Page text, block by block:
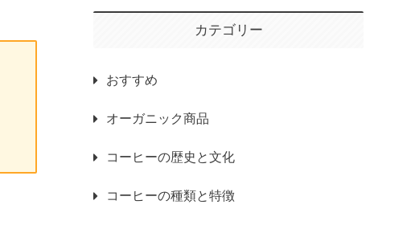
カテゴリー
おすすめ
オーガニック商品
コーヒーの歴史と文化
コーヒーの種類と特徴